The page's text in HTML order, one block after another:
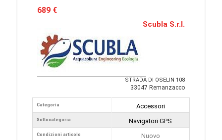
689 €
Scubla S.r.l.
STRADA DI OSELIN 108
33047 Remanzacco
Categoria
Sottocategoria
Condizioni articolo
Accessori
Navigatori GPS
Nuovo